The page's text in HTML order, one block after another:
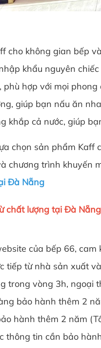
cho không gian bếp
khẩu nguyên
hợp với mọi
giúp bạn nấu ăn
khắp cả nước, giúp
chọn sản phẩm
chương trình khuyến
Đà Nẵng
chất lượng tại Đà Nẵng
của bếp 66,
tiếp từ nhà sản xuất
trong vòng 3h, ngoại
bảo hành thêm 2
hành thêm 2 năm
thông tin cần bảo